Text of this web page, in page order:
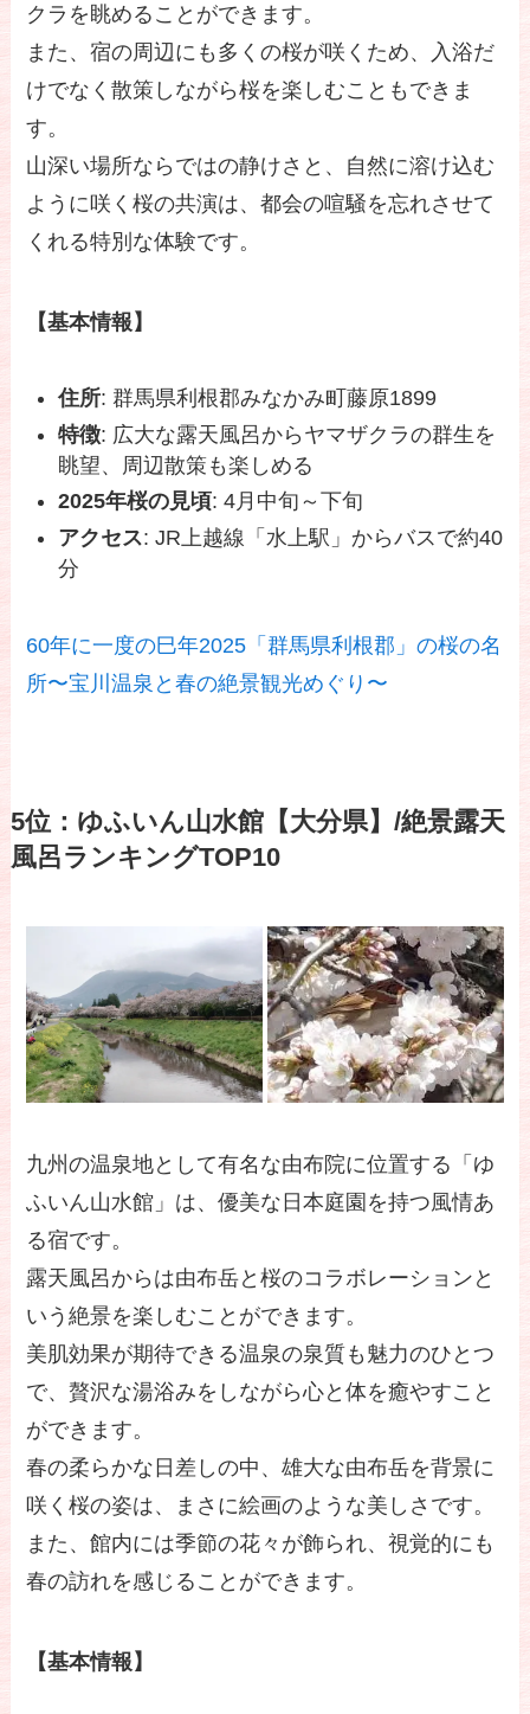
クラを眺めることができます。
また、宿の周辺にも多くの桜が咲くため、入浴だ
けでなく散策しながら桜を楽しむこともできま
す。
山深い場所ならではの静けさと、自然に溶け込む
ように咲く桜の共演は、都会の喧騒を忘れさせて
くれる特別な体験です。
【基本情報】
住所: 群馬県利根郡みなかみ町藤原1899
特徴: 広大な露天風呂からヤマザクラの群生を
眺望、周辺散策も楽しめる
2025年桜の見頃: 4月中旬～下旬
アクセス: JR上越線「水上駅」からバスで約40
分
60年に一度の巳年2025「群馬県利根郡」の桜の名
所〜宝川温泉と春の絶景観光めぐり〜
5位：ゆふいん山水館【大分県】/絶景露天
風呂ランキングTOP10
九州の温泉地として有名な由布院に位置する「ゆ
ふいん山水館」は、優美な日本庭園を持つ風情あ
る宿です。
露天風呂からは由布岳と桜のコラボレーションと
いう絶景を楽しむことができます。
美肌効果が期待できる温泉の泉質も魅力のひとつ
で、贅沢な湯浴みをしながら心と体を癒やすこと
ができます。
春の柔らかな日差しの中、雄大な由布岳を背景に
咲く桜の姿は、まさに絵画のような美しさです。
また、館内には季節の花々が飾られ、視覚的にも
春の訪れを感じることができます。
【基本情報】